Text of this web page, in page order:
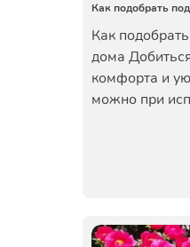
Как подобрать
Как
дома
комфорта и
можно при